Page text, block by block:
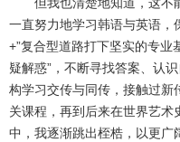
但我也清楚地知道，这不
一直努力地学习韩语与英语，
+”复合型道路打下坚实的专业
疑解惑”，不断寻找答案、认
构学习交传与同传，接触过新
关课程，再到后来在世界艺术
中，我逐渐跳出桎梏，以更广